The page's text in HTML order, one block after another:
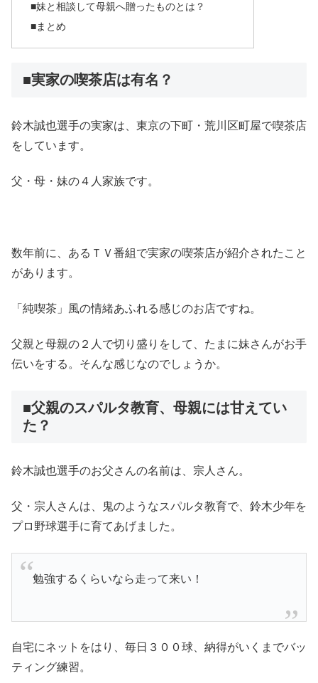
■妹と相談して母親へ贈ったものとは？
■まとめ
■実家の喫茶店は有名？
鈴木誠也選手の実家は、東京の下町・荒川区町屋で喫茶店
をしています。
父・母・妹の４人家族です。
数年前に、あるＴＶ番組で実家の喫茶店が紹介されたこと
があります。
「純喫茶」風の情緒あふれる感じのお店ですね。
父親と母親の２人で切り盛りをして、たまに妹さんがお手
伝いをする。そんな感じなのでしょうか。
■父親のスパルタ教育、母親には甘えてい
た？
鈴木誠也選手のお父さんの名前は、宗人さん。
父・宗人さんは、鬼のようなスパルタ教育で、鈴木少年を
プロ野球選手に育てあげました。
勉強するくらいなら走って来い！
自宅にネットをはり、毎日３００球、納得がいくまでバッ
ティング練習。